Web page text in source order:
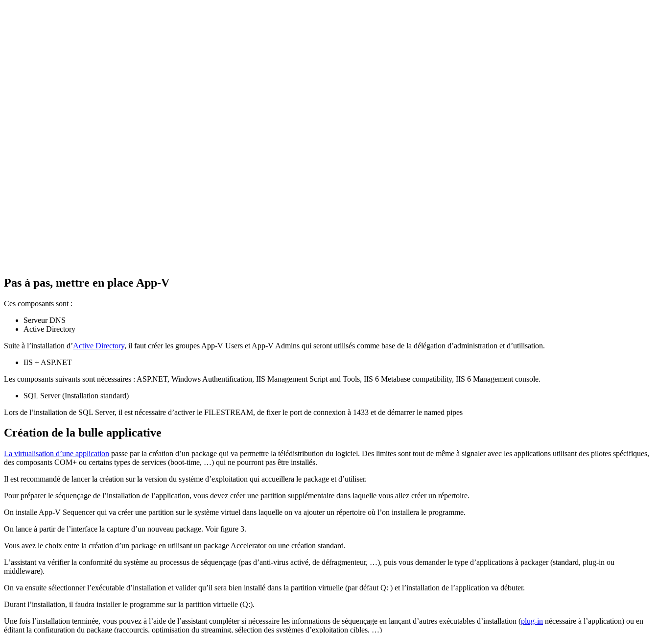
Pas à pas, mettre en place App-V
Ces composants sont :
Serveur DNS
Active Directory
Suite à l’installation d’Active Directory, il faut créer les groupes App-V Users et App-V Admins qui seront utilisés comme base de la délégation d’administration et d’utilisation.
IIS + ASP.NET
Les composants suivants sont nécessaires : ASP.NET, Windows Authentification, IIS Management Script and Tools, IIS 6 Metabase compatibility, IIS 6 Management console.
SQL Server (Installation standard)
Lors de l’installation de SQL Server, il est nécessaire d’activer le FILESTREAM, de fixer le port de connexion à 1433 et de démarrer le named pipes
Création de la bulle applicative
La virtualisation d’une application passe par la création d’un package qui va permettre la télédistribution du logiciel. Des limites sont tout de même à signaler avec les applications utilisant des pilotes spécifiques,
des composants COM+ ou certains types de services (boot-time, …) qui ne pourront pas être installés.
Il est recommandé de lancer la création sur la version du système d’exploitation qui accueillera le package et d’utiliser.
Pour préparer le séquençage de l’installation de l’application, vous devez créer une partition supplémentaire dans laquelle vous allez créer un répertoire.
On installe App-V Sequencer qui va créer une partition sur le système virtuel dans laquelle on va ajouter un répertoire où l’on installera le programme.
On lance à partir de l’interface la capture d’un nouveau package. Voir figure 3.
Vous avez le choix entre la création d’un package en utilisant un package Accelerator ou une création standard.
L’assistant va vérifier la conformité du système au processus de séquençage (pas d’anti-virus activé, de défragmenteur, …), puis vous demander le type d’applications à packager (standard, plug-in ou
middleware).
On va ensuite sélectionner l’exécutable d’installation et valider qu’il sera bien installé dans la partition virtuelle (par défaut Q: ) et l’installation de l’application va débuter.
Durant l’installation, il faudra installer le programme sur la partition virtuelle (Q:).
Une fois l’installation terminée, vous pouvez à l’aide de l’assistant compléter si nécessaire les informations de séquençage en lançant d’autres exécutables d’installation (plug-in nécessaire à l’application) ou en
éditant la configuration du package (raccourcis, optimisation du streaming, sélection des systèmes d’exploitation cibles, …)